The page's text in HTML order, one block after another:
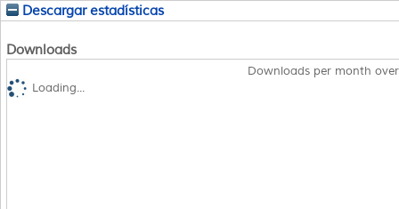
Descargar estadísticas
Downloads
Downloads per month
Loading...